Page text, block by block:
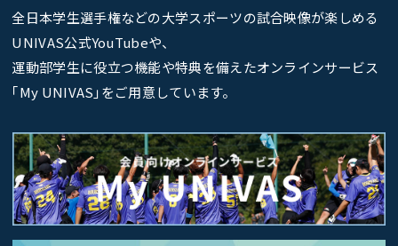
全日本学生選手権などの大学スポーツの試合映像が楽しめる
UNIVAS公式YouTubeや、
運動部学生に役立つ機能や特典を備えたオンラインサービス
｢My UNIVAS｣をご用意しています。